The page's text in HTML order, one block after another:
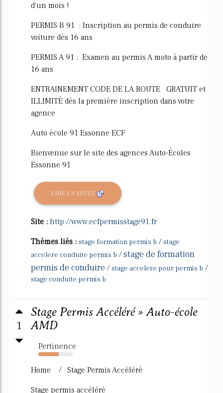
d'un mois !
PERMIS B 91 : Inscription au permis de conduire
voiture dès 16 ans
PERMIS A 91 : Examen au permis A moto à partir de
16 ans
ENTRAINEMENT CODE DE LA ROUTE GRATUIT et
ILLIMITÉ dès la première inscription dans votre
agence
Auto école 91 Essonne ECF
Bienvenue sur le site des agences Auto-Écoles
Essonne 91
LIRE LA SUITE
Site : http://www.ecfpermisstage91.fr
Thèmes liés : stage formation permis b /stage
accelere conduite permis b /stage de formation
permis de conduire /stage accelere pour permis b /
stage conduite permis b
1
Stage Permis Accéléré » Auto-école
AMD
Pertinence
59%
Home / Stage Permis Accéléré
Stage permis accéléré